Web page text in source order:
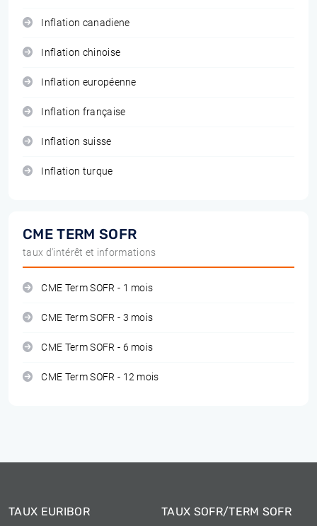
Inflation canadiene
Inflation chinoise
Inflation européenne
Inflation française
Inflation suisse
Inflation turque
CME TERM SOFR
taux d'intérêt et informations
CME Term SOFR - 1 mois
CME Term SOFR - 3 mois
CME Term SOFR - 6 mois
CME Term SOFR - 12 mois
TAUX EURIBOR TAUX SOFR/TERM SOFR